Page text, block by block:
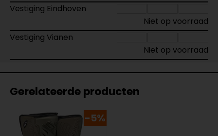
Vestiging Eindhoven
Niet op voorraad
Vestiging Vianen
Niet op voorraad
Gerelateerde producten
-5%